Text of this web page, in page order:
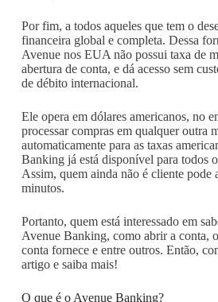
Por fim, a todos aqueles que tem o
financeira global e completa. Dessa
Avenue nos EUA não possui taxa de
abertura de conta, e dá acesso sem
de débito internacional.
Ele opera em dólares americanos, no
processar compras em qualquer outra
automaticamente para as taxas
Banking já está disponível para todos
Assim, quem ainda não é cliente pode
minutos.
Portanto, quem está interessado em
Avenue Banking, como abrir a conta,
conta fornece e entre outros. Então,
artigo e saiba mais!
O que é o Avenue Banking?